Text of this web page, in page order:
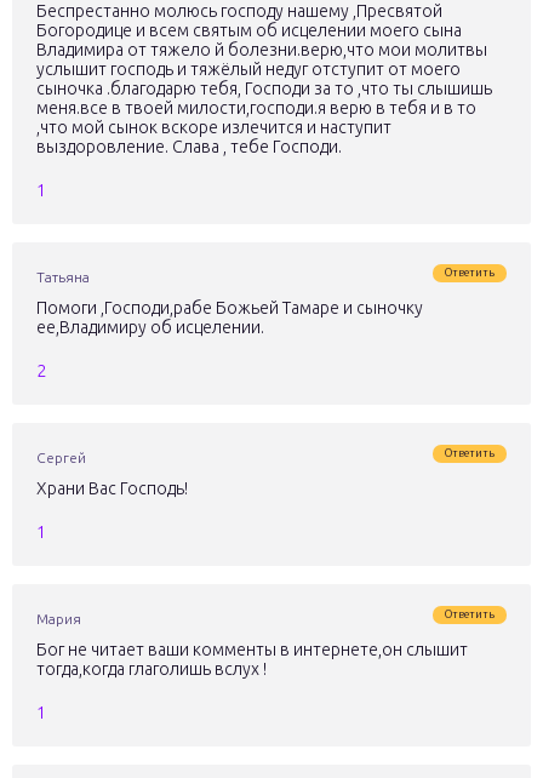
Беспрестанно молюсь господу нашему ,Пресвятой
Богородице и всем святым об исцелении моего сына
Владимира от тяжело й болезни.верю,что мои молитвы
услышит господь и тяжёлый недуг отступит от моего
сыночка .благодарю тебя, Господи за то ,что ты слышишь
меня.все в твоей милости,господи.я верю в тебя и в то
,что мой сынок вскоре излечится и наступит
выздоровление. Слава , тебе Господи.
1
Татьяна Ответить
Помоги ,Господи,рабе Божьей Тамаре и сыночку
ее,Владимиру об исцелении.
2
Сергей Ответить
Храни Вас Господь!
1
Мария Ответить
Бог не читает ваши комменты в интернете,он слышит
тогда,когда глаголишь вслух !
1